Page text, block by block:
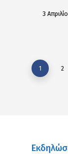
3
1 2